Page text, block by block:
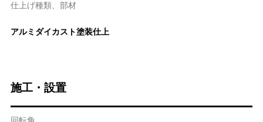
仕上げ種類、部材
アルミダイカスト塗装仕上
施工・設置